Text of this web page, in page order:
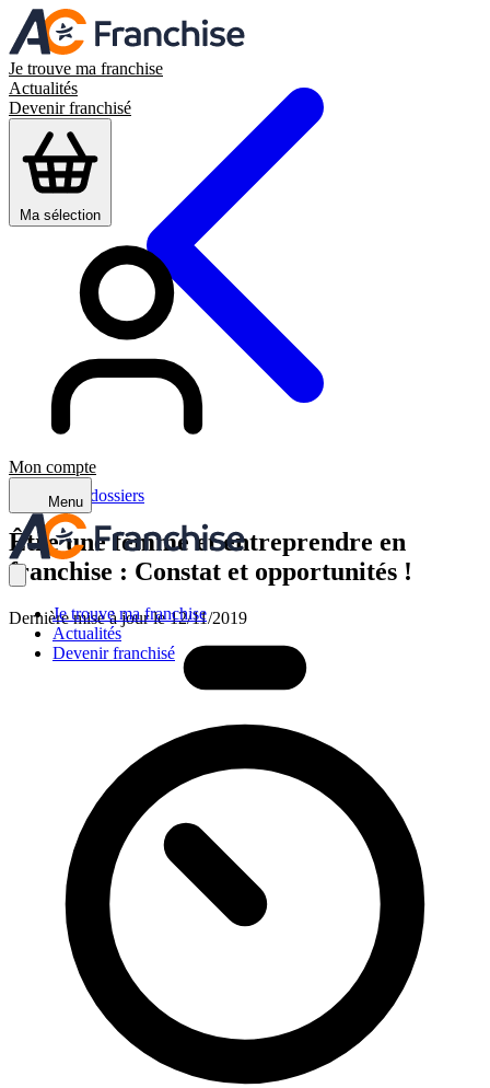
Je trouve ma franchise
Actualités
Devenir franchisé
Ma sélection
Mon compte
Menu
Je trouve ma franchise
Actualités
Devenir franchisé
Retour aux dossiers
Être une femme et entreprendre en
franchise : Constat et opportunités !
Dernière mise à jour le 12/11/2019